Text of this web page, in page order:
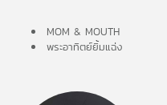
MOM & MOUTH
พระอาทิตย์ยิ้มแฉ่ง